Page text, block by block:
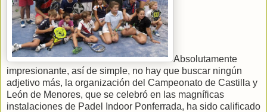
Absolutamente
impresionante, así de simple, no hay que buscar ningún
adjetivo más, la organización del Campeonato de Castilla y
León de Menores, que se celebró en las magníficas
instalaciones de Padel Indoor Ponferrada, ha sido calificado